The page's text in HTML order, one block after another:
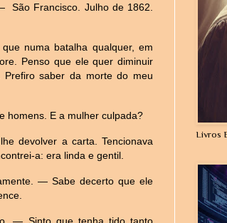
São Francisco. Julho de 1862.
numa batalha qualquer, em
Penso que ele quer diminuir
saber da morte do meu
homens. E a mulher culpada?
devolver a carta. Tencionava
a: era linda e gentil.
— Sabe decerto que ele
— Sinto que tenha tido tanto
Livros